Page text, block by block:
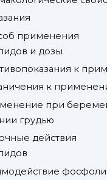
применения
и дозы
к
к
при
грудью
действия